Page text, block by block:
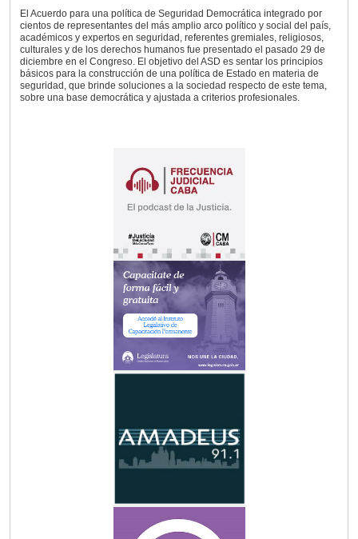
El Acuerdo para una política de Seguridad Democrática integrado por
cientos de representantes del más amplio arco político y social del país,
académicos y expertos en seguridad, referentes gremiales, religiosos,
culturales y de los derechos humanos fue presentado el pasado 29 de
diciembre en el Congreso. El objetivo del ASD es sentar los principios
básicos para la construcción de una política de Estado en materia de
seguridad, que brinde soluciones a la sociedad respecto de este tema,
sobre una base democrática y ajustada a criterios profesionales.